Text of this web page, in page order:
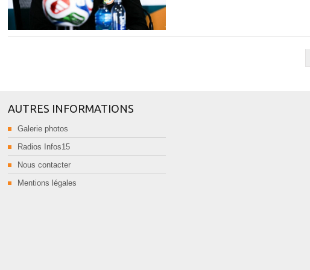
AUTRES INFORMATIONS
Galerie photos
Radios Infos15
Nous contacter
Mentions légales